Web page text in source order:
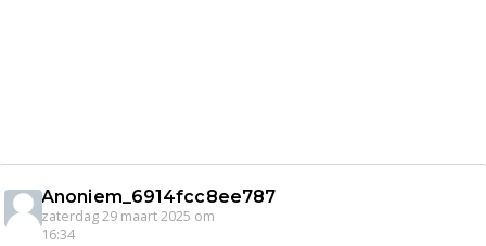
Anoniem_6914fcc8ee787
zaterdag 29 maart 2025 om
16:34